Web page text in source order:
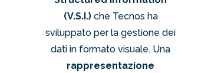
(V.S.I.)che Tecnos ha
sviluppato per la gestione dei
dati in formato visuale. Una
rappresentazione